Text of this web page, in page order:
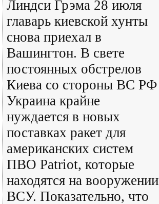
Линдси Грэма 28 июля
главарь киевской хунты
снова приехал в
Вашингтон. В свете
постоянных обстрелов
Киева со стороны ВС РФ
Украина крайне
нуждается в новых
поставках ракет для
американских систем
ПВО Patriot, которые
находятся на вооружении
ВСУ. Показательно, что